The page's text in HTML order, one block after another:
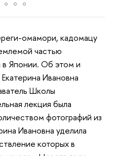
омамори, кадомацу
частью
в Японии. Об этом и
Ивановна
Школы
лекция была
фотографий из
Ивановна уделила
которых в